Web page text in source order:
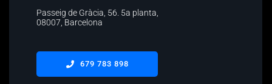
Passeig de Gràcia, 56. 5a planta
08007, Barcelona
679 783 898